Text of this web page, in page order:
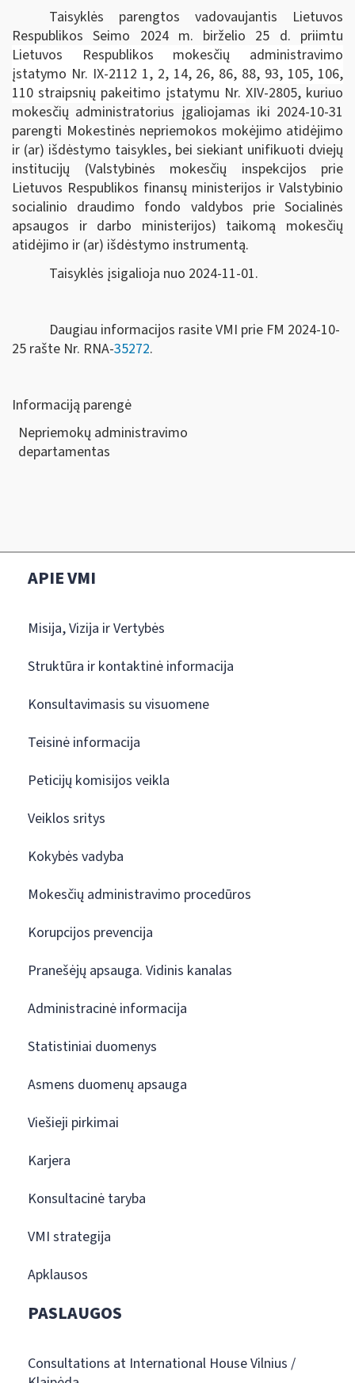
Taisyklės parengtos vadovaujantis
Lietuvos
Respublikos Seimo 2024 m. birželio 25 d. priimtu
Lietuvos Respublikos mokesčių administravimo
įstatymo Nr. IX-2112 1, 2, 14, 26, 86, 88, 93, 105, 106,
110 straipsnių pakeitimo įstatymu Nr. XIV-2805, kuriuo
mokesčių administratorius įgaliojamas iki 2024-10-31
parengti Mokestinės nepriemokos mokėjimo atidėjimo
ir (ar) išdėstymo taisykles, bei siekiant unifikuoti dviejų
institucijų (Valstybinės mokesčių inspekcijos prie
Lietuvos Respublikos finansų ministerijos ir Valstybinio
socialinio draudimo fondo valdybos prie Socialinės
apsaugos ir darbo ministerijos) taikomą mokesčių
atidėjimo ir (ar) išdėstymo instrumentą.
Taisyklės įsigalioja nuo 2024-11-01.
Daugiau informacijos rasite VMI prie FM 2024-10-
25 rašte Nr. RNA-35272.
Informaciją parengė
Nepriemokų administravimo
APIE VMI
Misija, Vizija ir Vertybės
Struktūra ir kontaktinė informacija
Konsultavimasis su visuomene
Teisinė informacija
Peticijų komisijos veikla
Veiklos sritys
Kokybės vadyba
Mokesčių administravimo procedūros
Korupcijos prevencija
Pranešėjų apsauga. Vidinis kanalas
Administracinė informacija
Statistiniai duomenys
Asmens duomenų apsauga
Viešieji pirkimai
Karjera
Konsultacinė taryba
VMI strategija
Apklausos
PASLAUGOS
Consultations at International House Vilnius /